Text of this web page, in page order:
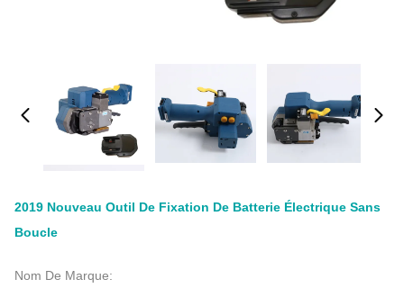
2019 Nouveau Outil De Fixation De Batterie Électrique Sans
Boucle
Nom De Marque: